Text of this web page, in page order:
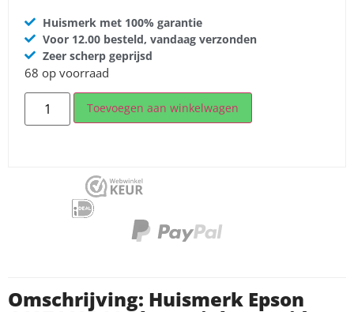
Huismerk met 100% garantie
Voor 12.00 besteld, vandaag verzonden
Zeer scherp geprijsd
68 op voorraad
Toevoegen aan winkelwagen
Omschrijving: Huismerk Epson